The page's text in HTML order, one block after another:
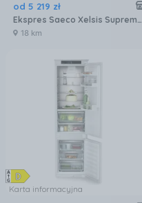
od 5 219 zł
Ekspres Saeco Xelsis Suprema SM8885/00 Metalowy
18 km
Karta informacyjna